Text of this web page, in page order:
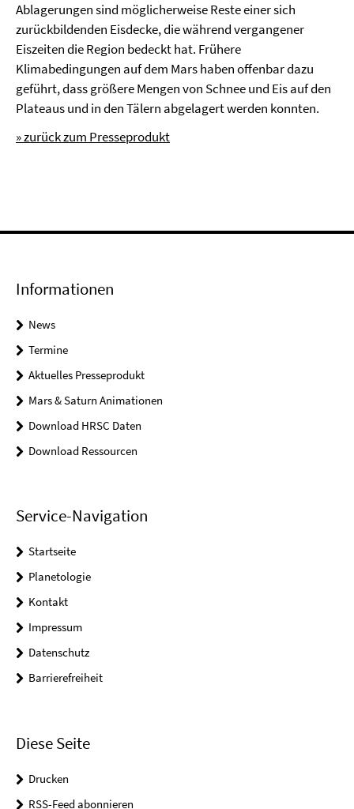
Ablagerungen sind möglicherweise Reste einer sich
zurückbildenden Eisdecke, die während vergangener
Eiszeiten die Region bedeckt hat. Frühere
Klimabedingungen auf dem Mars haben offenbar dazu
geführt, dass größere Mengen von Schnee und Eis auf den
Plateaus und in den Tälern abgelagert werden konnten.
» zurück zum Presseprodukt
Informationen
News
Termine
Aktuelles Presseprodukt
Mars & Saturn Animationen
Download HRSC Daten
Download Ressourcen
Service-Navigation
Startseite
Planetologie
Kontakt
Impressum
Datenschutz
Barrierefreiheit
Diese Seite
Drucken
RSS-Feed abonnieren